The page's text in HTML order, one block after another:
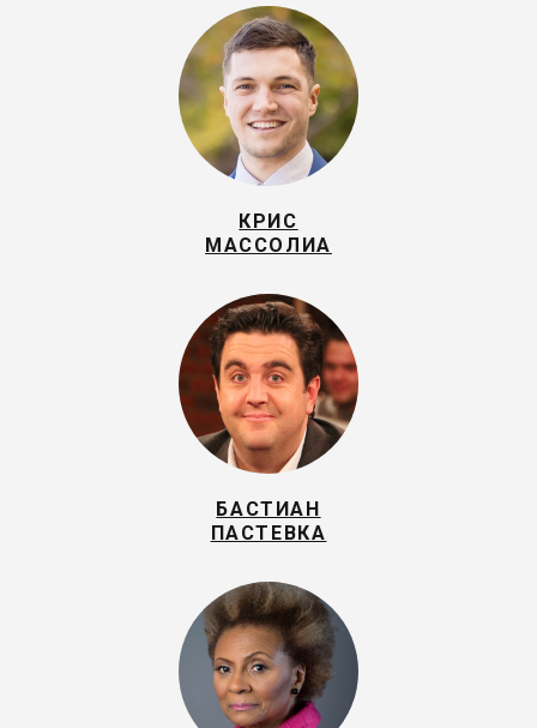
КРИС
МАССОЛИА
БАСТИАН
ПАСТЕВКА